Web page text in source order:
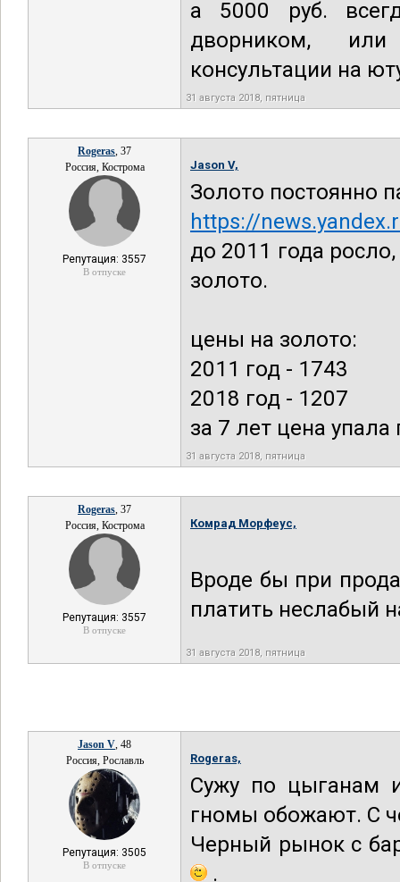
а 5000 руб.
дворником, или
консультации на
31 августа 2018, пятница
Rogeras, 37
Россия, Кострома
Репутация: 3557
В отпуске
Jason V,
Золото постоянно
https://
до 2011 года
золото.
цены на золото:
2011 год - 1743
2018 год - 1207
за 7 лет цена упала
31 августа 2018, пятница
Rogeras, 37
Россия, Кострома
Репутация: 3557
В отпуске
Комрад Морфеус,
Вроде бы при
платить неслабый
31 августа 2018, пятница
Jason V, 48
Россия, Рославль
Репутация: 3505
В отпуске
Rogeras,
Сужу по цыганам
гномы обожают. С
Черный рынок с
.